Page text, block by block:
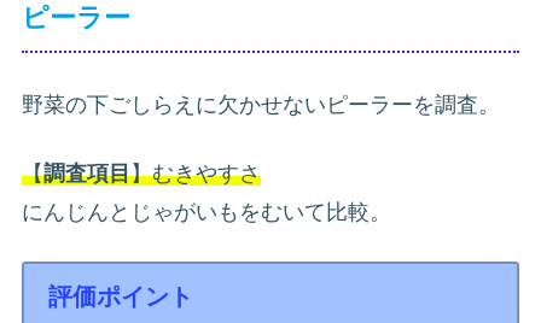
ピーラー
野菜の下ごしらえに欠かせないピーラーを調査。
【調査項目】むきやすさ
にんじんとじゃがいもをむいて比較。
評価ポイント